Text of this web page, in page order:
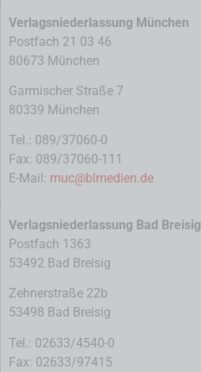
Verlagsniederlassung München
Postfach 21 03 46
80673 München
Garmischer Straße 7
80339 München
Tel.: 089/37060-0
Fax: 089/37060-111
E-Mail: muc@blmedien.de
Verlagsniederlassung Bad Breisig
Postfach 1363
53492 Bad Breisig
Zehnerstraße 22b
53498 Bad Breisig
Tel.: 02633/4540-0
Fax: 02633/97415